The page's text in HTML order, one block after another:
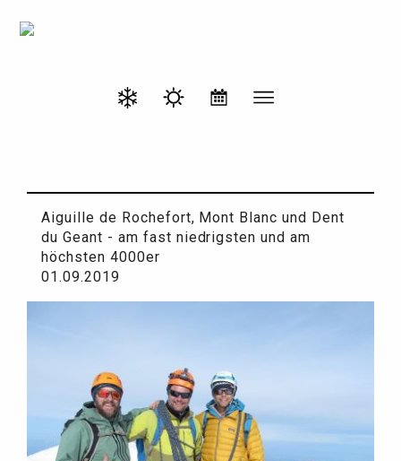
Aiguille de Rochefort, Mont Blanc und Dent
du Geant - am fast niedrigsten und am
höchsten 4000er
01.09.2019